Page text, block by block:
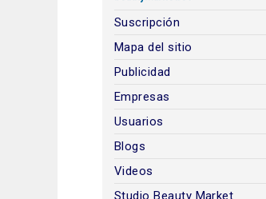
Suscripción
Mapa del sitio
Publicidad
Empresas
Usuarios
Blogs
Videos
Studio Beauty Market